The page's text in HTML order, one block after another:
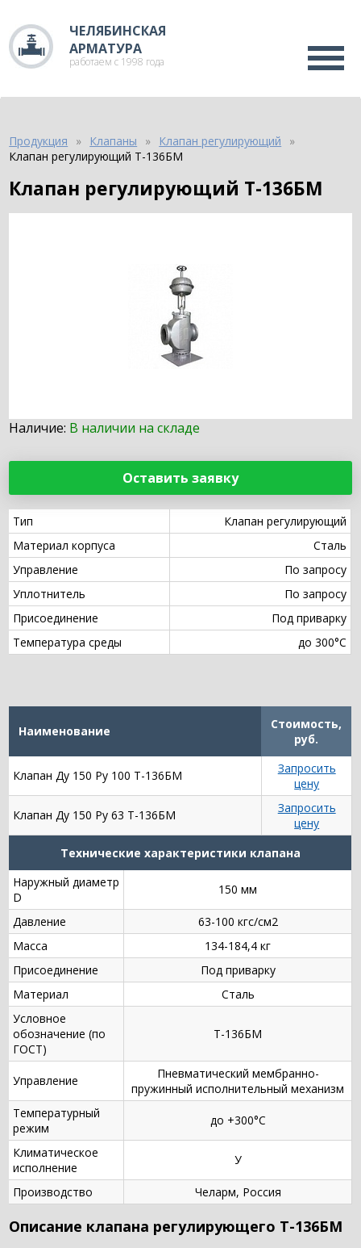
ЧЕЛЯБИНСКАЯ
АРМАТУРА
работаем с 1998 года
Продукция Клапаны
Клапан регулирующий
Клапан регулирующий Т-136БМ
Клапан регулирующий Т-136БМ
Наличие: В наличии на складе
Оставить заявку
Тип
Клапан регулирующий
Материал корпуса
Сталь
Управление
По запросу
Уплотнитель
По запросу
Присоединение
Под приварку
Температура среды
до 300°С
Наименование
Стоимость,
руб.
Клапан Ду 150 Ру 100 Т-136БМ
Запросить
цену
Клапан Ду 150 Ру 63 Т-136БМ
Запросить
цену
Технические характеристики клапана
Наружный диаметр
D
150 мм
Давление
63-100 кгс/см2
Масса
134-184,4 кг
Присоединение
Под приварку
Материал
Сталь
Условное
обозначение (по
ГОСТ)
Т-136БМ
Управление
Пневматический мембранно-
пружинный исполнительный механизм
Температурный
режим
до +300°С
Климатическое
исполнение
У
Производство Челарм, Россия
Описание клапана регулирующего Т-136БМ